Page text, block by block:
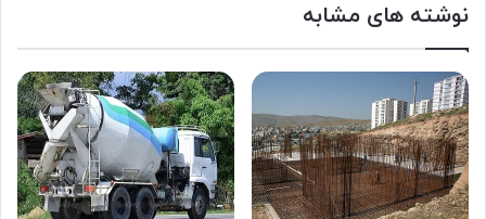
نوشته های مشابه